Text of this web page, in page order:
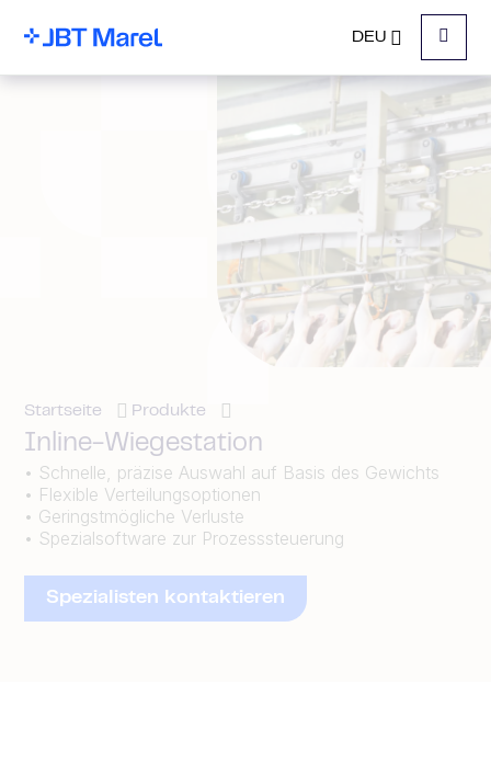
DEU
Menu
Startseite Produkte
Inline-Wiegestation
• Schnelle, präzise Auswahl auf Basis des Gewichts
• Flexible Verteilungsoptionen
• Geringstmögliche Verluste
• Spezialsoftware zur Prozesssteuerung
Spezialisten kontaktieren